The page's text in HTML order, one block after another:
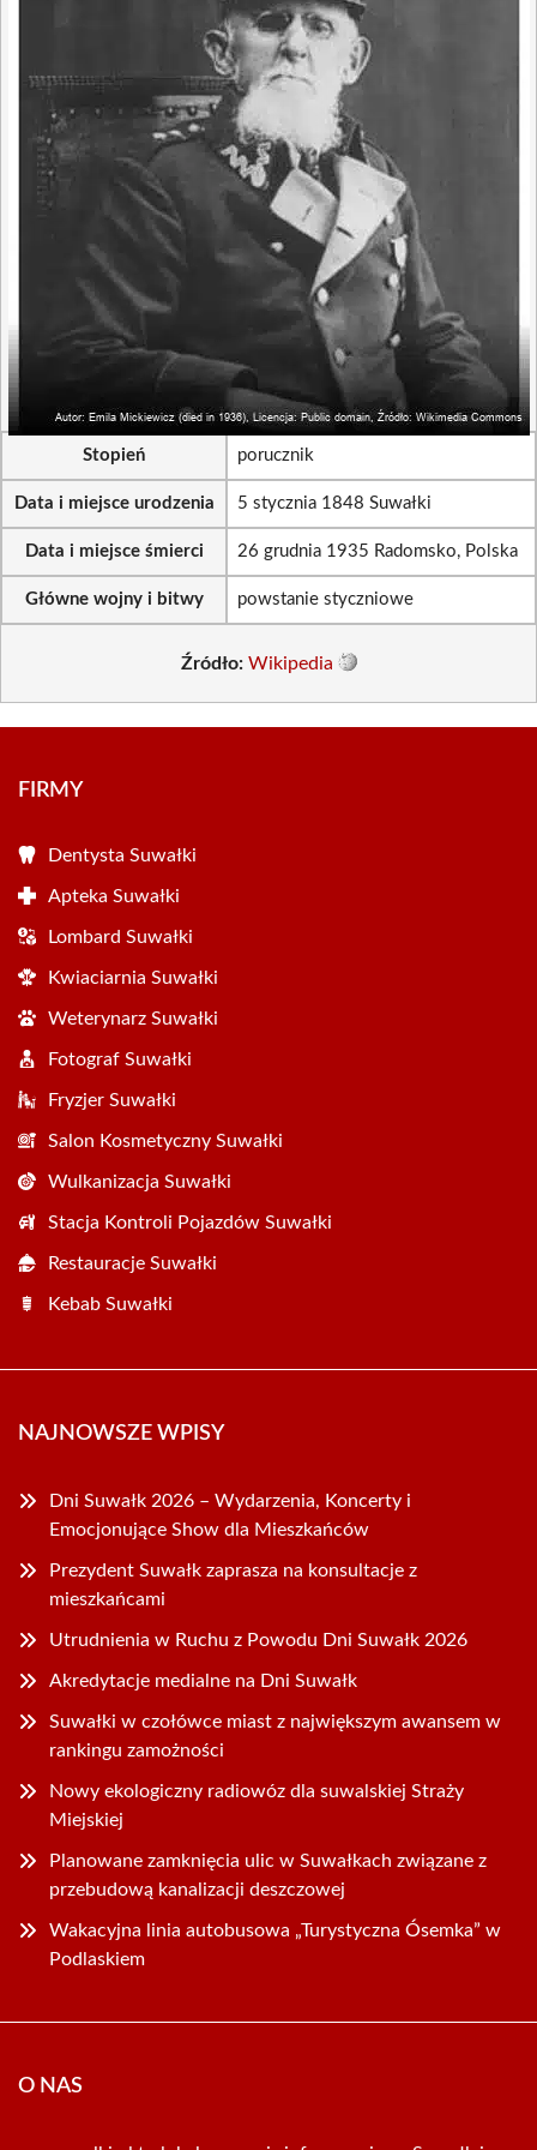
Stopień porucznik
Data i miejsce urodzenia 5 stycznia 1848 Suwałki
Data i miejsce śmierci 26 grudnia 1935 Radomsko, Polska
Główne wojny i bitwy powstanie styczniowe
Źródło: Wikipedia
FIRMY
Dentysta Suwałki
Apteka Suwałki
Lombard Suwałki
Kwiaciarnia Suwałki
Weterynarz Suwałki
Fotograf Suwałki
Fryzjer Suwałki
Salon Kosmetyczny Suwałki
Wulkanizacja Suwałki
Stacja Kontroli Pojazdów Suwałki
Restauracje Suwałki
Kebab Suwałki
NAJNOWSZE WPISY
Dni Suwałk 2026 – Wydarzenia, Koncerty i
Emocjonujące Show dla Mieszkańców
Prezydent Suwałk zaprasza na konsultacje z
mieszkańcami
Utrudnienia w Ruchu z Powodu Dni Suwałk 2026
Akredytacje medialne na Dni Suwałk
Suwałki w czołówce miast z największym awansem w
rankingu zamożności
Nowy ekologiczny radiowóz dla suwalskiej Straży
Miejskiej
Planowane zamknięcia ulic w Suwałkach związane z
przebudową kanalizacji deszczowej
Wakacyjna linia autobusowa „Turystyczna Ósemka” w
Podlaskiem
O NAS